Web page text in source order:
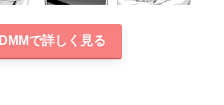
DMMで詳しく見る